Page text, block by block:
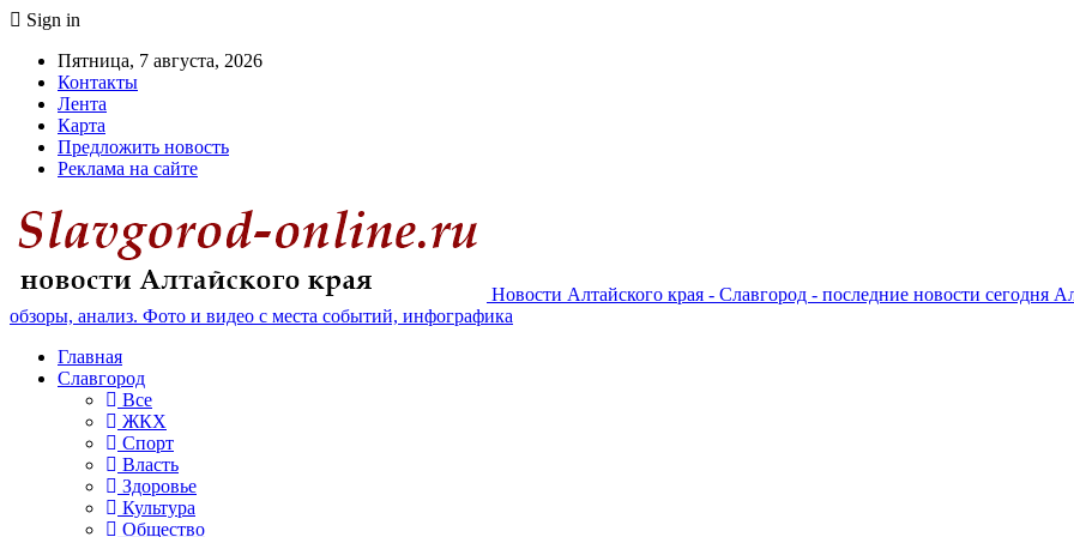
Sign in
Пятница, 7 августа, 2026
Контакты
Лента
Карта
Предложить новость
Реклама на сайте
Новости Алтайского края - Славгород - последние новости сегодня
обзоры, анализ. Фото и видео с места событий, инфографика
Главная
Славгород
Все
ЖКХ
Спорт
Власть
Здоровье
Культура
Общество